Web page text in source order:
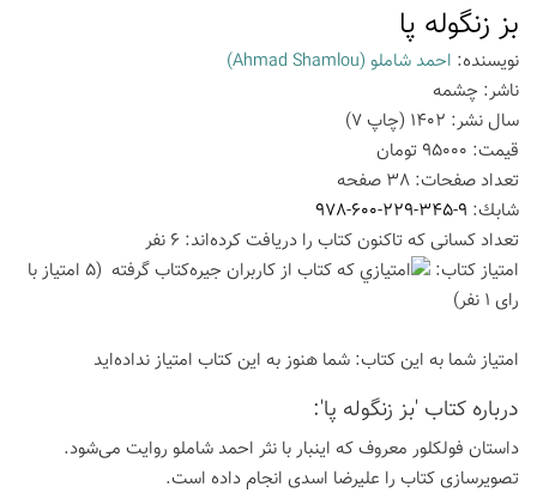
بز زنگوله پا
نویسنده: احمد شاملو (Ahmad Shamlou)
ناشر: چشمه
سال نشر: 1402 (چاپ7
)
قیمت: 95000 تومان
تعداد صفحات: 38 صفحه
شابك: 978-600-229-345-9
تعداد كسانی كه تاكنون كتاب را دریافت كرده‌اند: 6 نفر
امتیاز كتاب:
(5 امتیاز با
رای 1 نفر)
امتیاز شما به این كتاب: شما هنوز به این كتاب امتیاز نداده‌اید
درباره كتاب 'بز زنگوله پا':
داستان فولکلور معروف که اینبار با نثر احمد شاملو روایت می‌شود.
تصویرسازی کتاب را علیرضا اسدی انجام داده است.